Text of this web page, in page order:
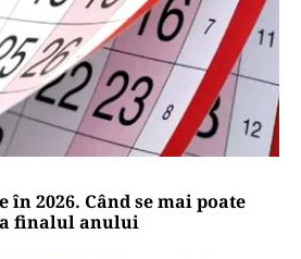
2026. Când se mai poate
finalul anului